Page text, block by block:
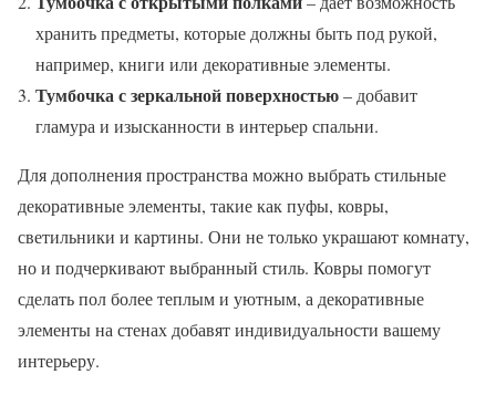
хранить предметы, которые должны быть под рукой,
например, книги или декоративные элементы.
Тумбочка с зеркальной поверхностью– добавит
гламура и изысканности в интерьер спальни.
Для дополнения пространства можно выбрать стильные
декоративные элементы, такие как пуфы, ковры,
светильники и картины. Они не только украшают комнату,
но и подчеркивают выбранный стиль. Ковры помогут
сделать пол более теплым и уютным, а декоративные
элементы на стенах добавят индивидуальности вашему
интерьеру.